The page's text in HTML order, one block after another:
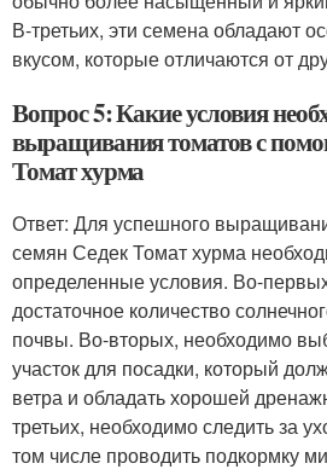
В-третьих, эти семена обладают
вкусом, которые отличаются от
Вопрос 5: Какие условия
выращивания томатов с
Томат хурма
Ответ: Для успешного
семян Седек Томат хурма
определенные условия. Во-
достаточное количество
почвы. Во-вторых, необходимо
участок для посадки, который
ветра и обладать хорошей
третьих, необходимо следить за
том числе проводить подкормку